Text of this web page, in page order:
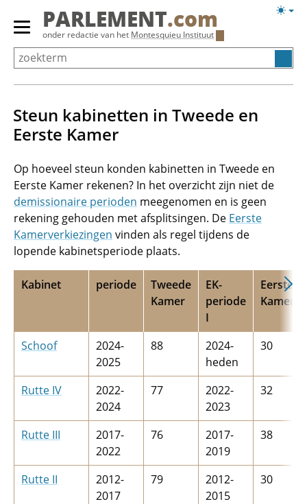
Overslaan
Primair
menu
tonen/verbergen
PARLEMENT.com
onder redactie van het Montesquieu Instituut
Steun kabinetten in Tweede en
Eerste Kamer
Op hoeveel steun konden kabinetten in Tweede en
Eerste Kamer rekenen? In het overzicht zijn niet de
demissionaire perioden meegenomen en is geen
rekening gehouden met afsplitsingen. De Eerste
Kamerverkiezingen vinden als regel tijdens de
lopende kabinetsperiode plaats.
Kabinet periode
Tweede
Kamer
EK-
periode
I
Eerste
Kamer
Schoof
2024-
2025
88
2024-
heden
30
Rutte IV
2022-
2024
77
2022-
2023
32
Rutte III
2017-
2022
76
2017-
2019
38
Rutte II
2012-
2017
79
2012-
2015
30